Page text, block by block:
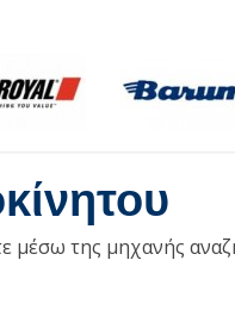
μέσω της μηχανής